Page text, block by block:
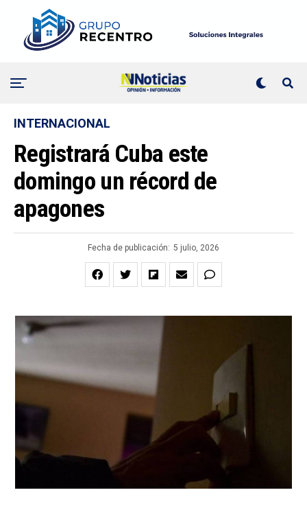
INTERNACIONAL
Registrará Cuba este
domingo un récord de
apagones
Fecha de publicación: 5 julio, 2026